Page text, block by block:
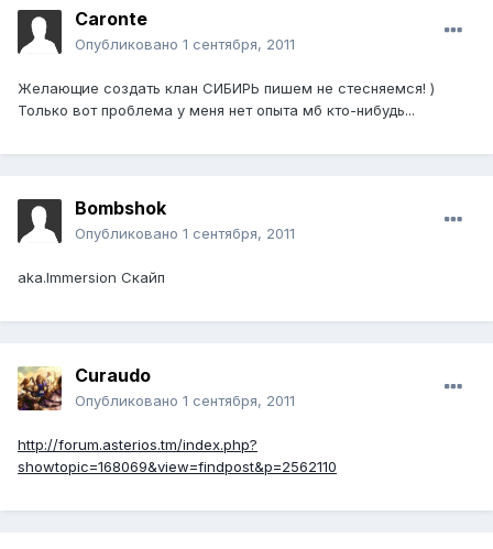
Caronte
Опубликовано 1 сентября, 2011
Желающие создать клан СИБИРЬ пишем не стесняемся! )
Только вот проблема у меня нет опыта мб кто-нибудь...
Bombshok
Опубликовано 1 сентября, 2011
aka.Immersion Скайп
Curaudo
Опубликовано 1 сентября, 2011
http://forum.asterios.tm/index.php?
showtopic=168069&view=findpost&p=2562110